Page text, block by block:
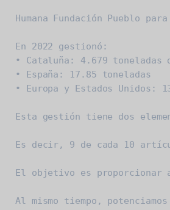
Humana Fundación Pueblo
En 2022 gestionó:
• Cataluña: 4.679
• España: 17.85 toneladas
• Europa y Estados Unidos:
Esta gestión tiene dos
Es decir, 9 de cada 10
El objetivo es proporcionar
Al mismo tiempo,